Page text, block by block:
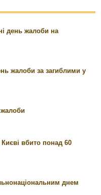
день жалоби на
жалоби за загиблими у
жалоби
вбито понад 60
днем